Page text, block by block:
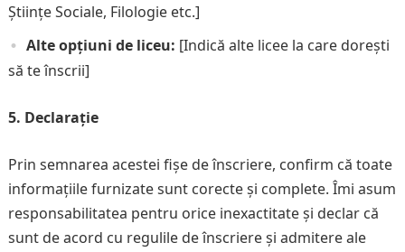
Științe Sociale, Filologie etc.]
Alte opțiuni de liceu: [Indică alte licee la care dorești
să te înscrii]
5. Declarație
Prin semnarea acestei fișe de înscriere, confirm că toate
informațiile furnizate sunt corecte și complete. Îmi asum
responsabilitatea pentru orice inexactitate și declar că
sunt de acord cu regulile de înscriere și admitere ale